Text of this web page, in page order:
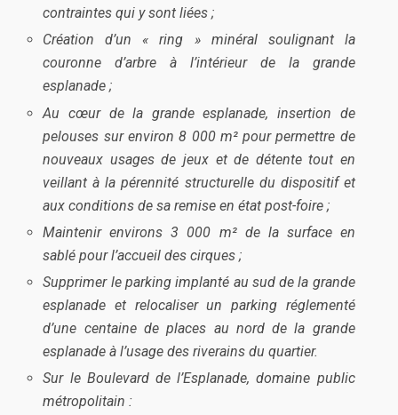
contraintes qui y sont liées ;
Création d’un « ring » minéral soulignant la
couronne d’arbre à l’intérieur de la grande
esplanade ;
Au cœur de la grande esplanade, insertion de
pelouses sur environ 8 000 m² pour permettre de
nouveaux usages de jeux et de détente tout en
veillant à la pérennité structurelle du dispositif et
aux conditions de sa remise en état post-foire ;
Maintenir environs 3 000 m² de la surface en
sablé pour l’accueil des cirques ;
Supprimer le parking implanté au sud de la grande
esplanade et relocaliser un parking réglementé
d’une centaine de places au nord de la grande
esplanade à l’usage des riverains du quartier.
Sur le Boulevard de l’Esplanade, domaine public
métropolitain :